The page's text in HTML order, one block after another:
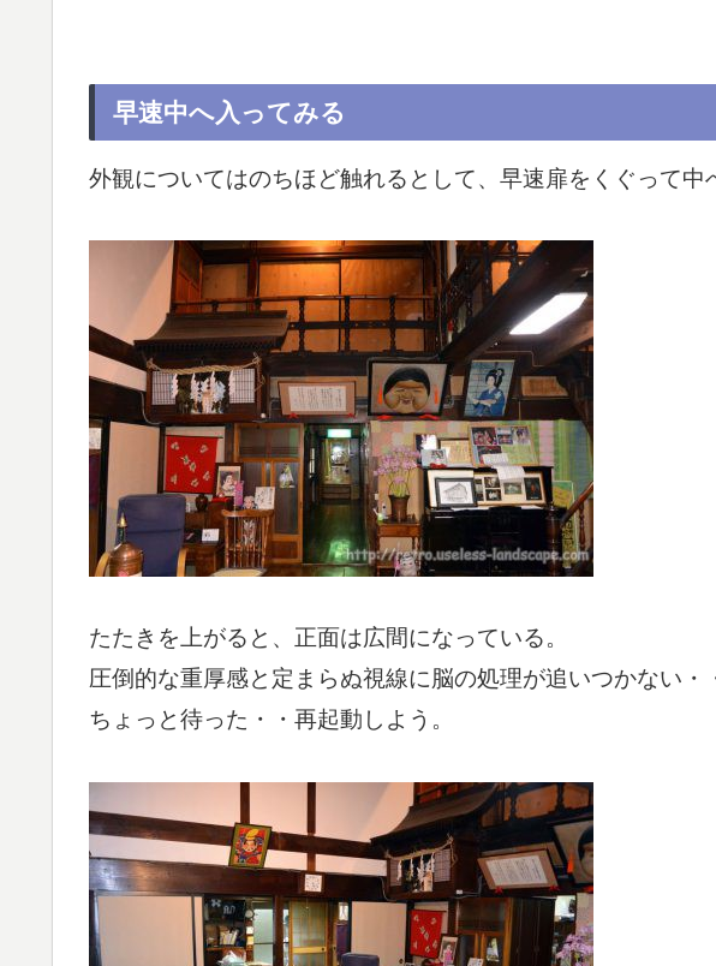
早速中へ入ってみる
外観についてはのちほど触れるとして、早速扉をくぐって中
たたきを上がると、正面は広間になっている。
圧倒的な重厚感と定まらぬ視線に脳の処理が追いつかない・
ちょっと待った・・再起動しよう。